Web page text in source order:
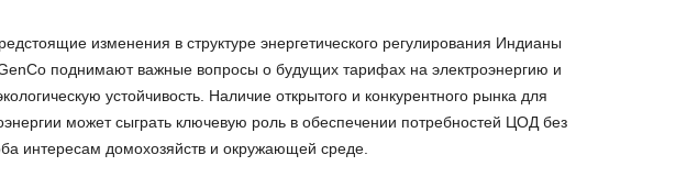
изменения в структуре энергетического регулирования Индианы
поднимают важные вопросы о будущих тарифах на электроэнергию и
устойчивость. Наличие открытого и конкурентного рынка для
может сыграть ключевую роль в обеспечении потребностей ЦОД без
интересам домохозяйств и окружающей среде.